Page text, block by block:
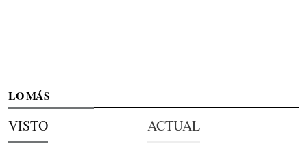
LO MÁS
VISTO ACTUAL